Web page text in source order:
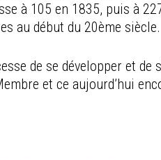
à 105 en 1835, puis à
au début du 20ème siècle.
de se développer et
et ce aujourd’hui